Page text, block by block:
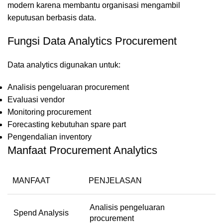
modern karena membantu organisasi mengambil
keputusan berbasis data.
Fungsi Data Analytics Procurement
Data analytics digunakan untuk:
Analisis pengeluaran procurement
Evaluasi vendor
Monitoring procurement
Forecasting kebutuhan spare part
Pengendalian inventory
Manfaat Procurement Analytics
MANFAAT PENJELASAN
Spend Analysis
Analisis pengeluaran
procurement